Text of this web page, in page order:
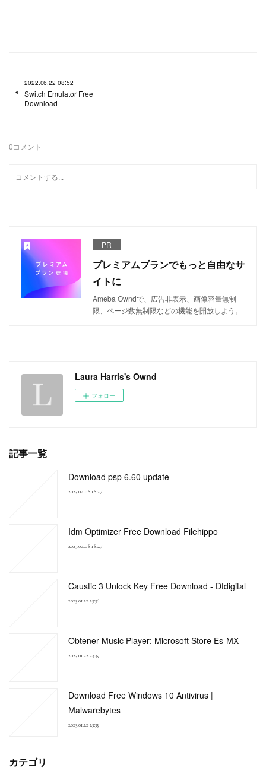
2022.06.22 08:52
Switch Emulator Free
Download
0コメント
PR
プレミアムプランでもっと自由なサ
イトに
Ameba Owndで、広告非表示、画像容量無制
限、ページ数無制限などの機能を開放しよう。
Laura Harris's Ownd
フォロー
記事一覧
Download psp 6.60 update
2023.04.08 18:27
Idm Optimizer Free Download Filehippo
2023.04.08 18:27
Caustic 3 Unlock Key Free Download - Dtdigital
2023.01.22 23:36
Obtener Music Player: Microsoft Store Es-MX
2023.01.22 23:35
Download Free Windows 10 Antivirus |
Malwarebytes
2023.01.22 23:35
カテゴリ